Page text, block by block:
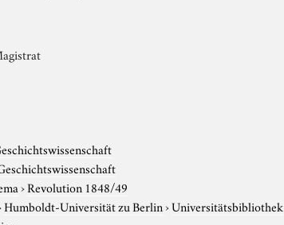
›Revolution 1848/49
Humboldt-Universität zu Berlin›Universitätsbibliothek